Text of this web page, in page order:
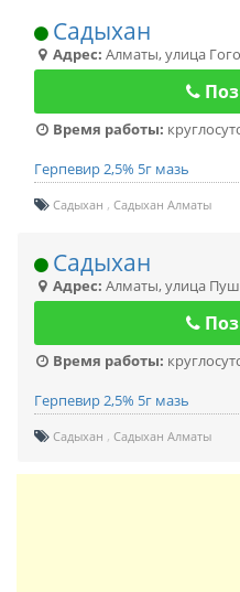
Садыхан
Адрес: Алматы,улица
Время работы:
Герпевир 2,5% 5г мазь
Садыхан Садыхан Алматы
Садыхан
Адрес: Алматы,улица
Время работы:
Герпевир 2,5% 5г мазь
Садыхан Садыхан Алматы